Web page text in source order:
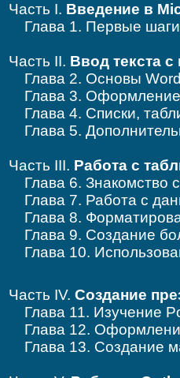
Часть I. Введение в
Глава 1. Первые
Часть II. Ввод текста
Глава 2. Основы
Глава 3.
Глава 4. Списки,
Глава 5.
Часть III. Работа с
Глава 6.
Глава 7. Работа с
Глава 8.
Глава 9. Создание
Глава 10.
Часть IV. Создание
Глава 11. Изучение
Глава 12.
Глава 13. Создание